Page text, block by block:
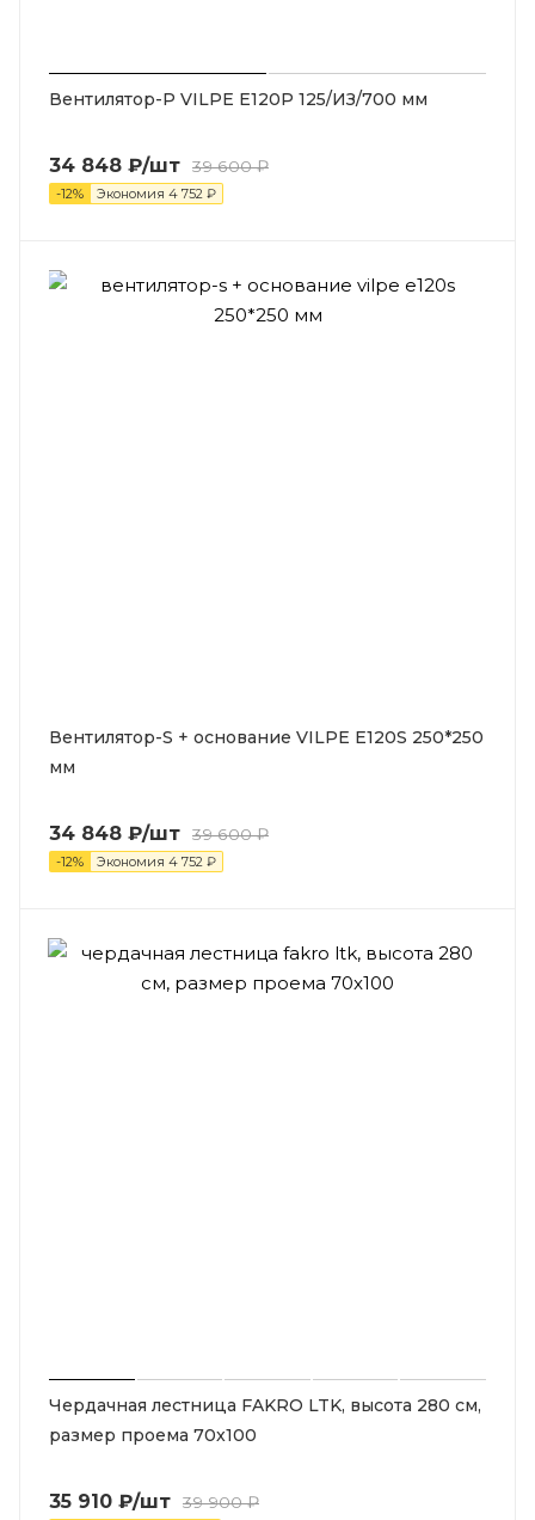
Вентилятор-P VILPE Е120P 125/ИЗ/700 мм
34 848 ₽/шт 39 600₽
-12% Экономия 4 752 ₽
Вентилятор-S + основание VILPE E120S 250*250
мм
34 848 ₽/шт 39 600₽
-12% Экономия 4 752 ₽
Чердачная лестница FAKRO LTK, высота 280 см,
размер проема 70x100
35 910 ₽/шт 39 900₽